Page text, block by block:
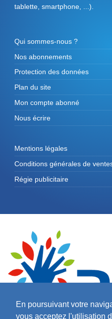
En poursuivant votre
vous acceptez l'utilisation
tablette, smartphone, ...).
Qui sommes-nous ?
Nos abonnements
Protection des données
Plan du site
Mon compte abonné
Nous écrire
Mentions légales
Conditions générales de
Régie publicitaire